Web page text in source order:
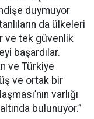
duymuyor
da ülkeleri
ve tek güvenlik
başardılar.
ve Türkiye
ve ortak bir
varlığı
bulunuyor.”